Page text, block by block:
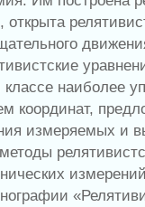
наиболее
координат,
измеряемых и